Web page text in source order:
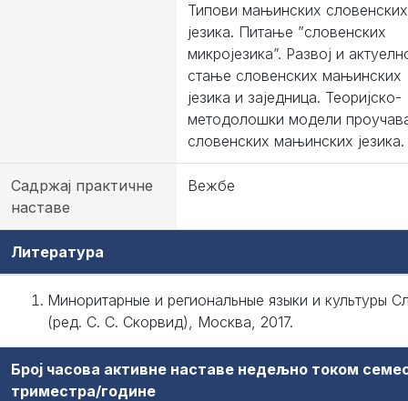
Типови мањинских словенских
језика. Питање ”словенских
микројезика”. Развој и
стање словенских мањинских
језика и заједница. Теоријско-
методолошки модели
словенских мањинских језика.
Садржај практичне
наставе
Вежбе
Литература
Миноритарные и региональные языки и культуры
(ред. С. С. Скорвид), Москва, 2017.
Број часова активне наставе недељно током
триместра/године